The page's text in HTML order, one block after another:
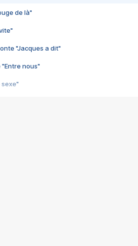
de là"
"Jacques a dit"
"Entre nous"
sexe"